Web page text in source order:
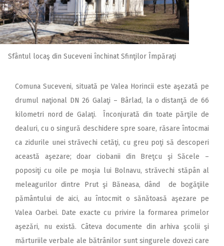
Sfântul locaş din Suceveni închinat Sfinţilor Împăraţi
Comuna Suceveni, situată pe Valea Horincii este aşezată pe
drumul naţional DN 26 Galaţi – Bârlad, la o distanţă de 66
kilometri nord de Galaţi. Înconjurată din toate părţile de
dealuri, cu o singură deschidere spre soare, răsare întocmai
ca zidurile unei străvechi cetăţi, cu greu poţi să descoperi
această aşezare; doar ciobanii din Breţcu şi Săcele –
poposiţi cu oile pe moşia lui Bolnavu, străvechi stăpân al
meleagurilor dintre Prut şi Băneasa, dând de bogăţiile
pământului de aici, au întocmit o sănătoasă aşezare pe
Valea Oarbei. Date exacte cu privire la formarea primelor
aşezări, nu există. Câteva documente din arhiva şcolii şi
mărturiile verbale ale bătrânilor sunt singurele dovezi care